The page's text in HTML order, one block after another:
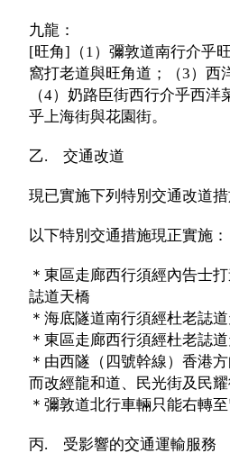
九龍：
[旺角]（1）彌敦道南行介乎
窩打老道與旺角道；（3）西
（4）奶路臣街西行介乎西
乎上海街與花園街。
乙. 交通改道
現已實施下列特別交通改道
以下特別交通措施現正實施：
＊東區走廊西行須經內告士
誌道天橋
＊海底隧道南行須經杜老誌
＊東區走廊西行須經杜老誌
＊由西隧（四號幹線）香港
而改經龍和道、民光街及民
＊彌敦道北行車輛只能右轉
丙. 受影響的交通運輸服務